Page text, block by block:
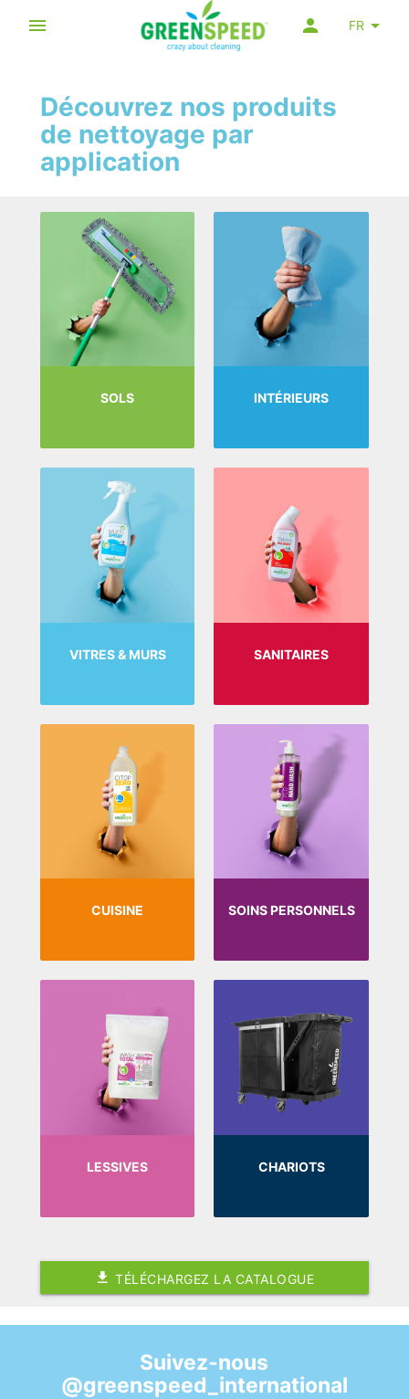
FR
Découvrez nos produits
de nettoyage par
application
SOLS INTÉRIEURS
VITRES & MURS SANITAIRES
CUISINE SOINS PERSONNELS
LESSIVES CHARIOTS
TÉLÉCHARGEZ LA CATALOGUE
Suivez-nous
@greenspeed_international